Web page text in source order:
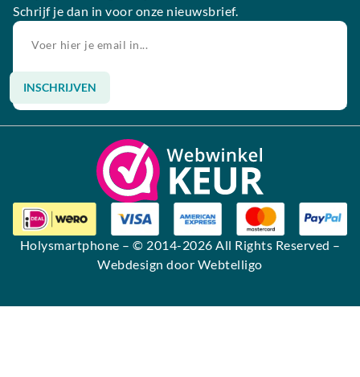
Schrijf je dan in voor onze nieuwsbrief.
INSCHRIJVEN
Alternative:
Holysmartphone – © 2014-2026 All Rights Reserved –
Webdesign door Webtelligo